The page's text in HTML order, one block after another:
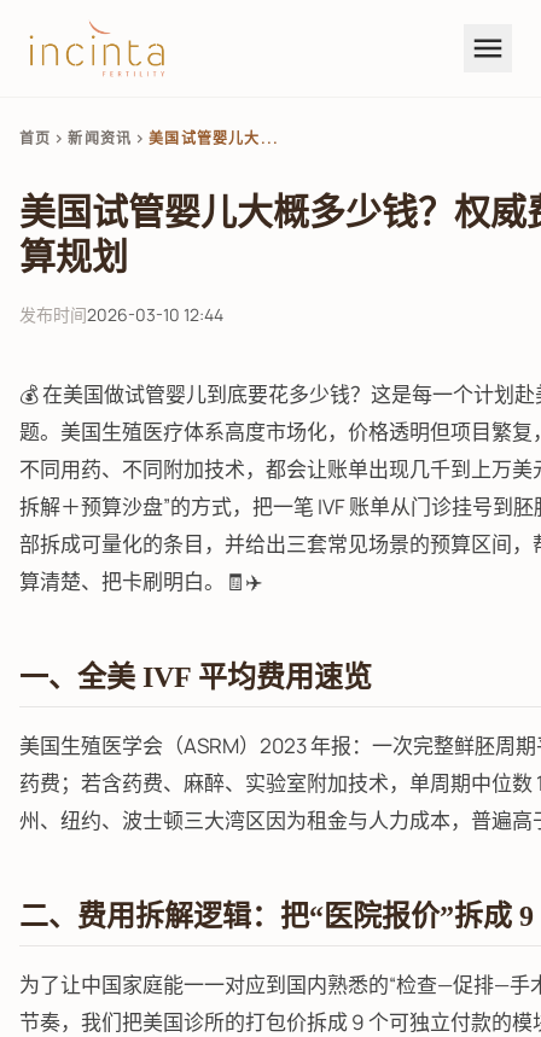
menu
首页 chevron_right新闻资讯 chevron_right美国试管婴儿大...
美国试管婴儿大概多少钱？权威
算规划
发布时间2026-03-10 12:44
💰 在美国做试管婴儿到底要花多少钱？这是每一个计划
题。美国生殖医疗体系高度市场化，价格透明但项目繁
不同用药、不同附加技术，都会让账单出现几千到上万美
拆解＋预算沙盘”的方式，把一笔 IVF 账单从门诊挂号到
部拆成可量化的条目，并给出三套常见场景的预算区间
算清楚、把卡刷明白。🧾✈️
一、全美 IVF 平均费用速览
美国生殖医学会（ASRM）2023 年报：一次完整鲜胚周
药费；若含药费、麻醉、实验室附加技术，单周期中位数
州、纽约、波士顿三大湾区因为租金与人力成本，普遍高
二、费用拆解逻辑：把“医院报价”拆成
为了让中国家庭能一一对应到国内熟悉的“检查—促排—
节奏，我们把美国诊所的打包价拆成 9 个可独立付款的模